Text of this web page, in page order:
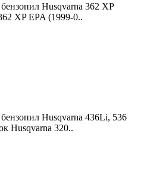
Husqvarna 362 XP
XP EPA (1999-0..
Husqvarna 436Li, 536
Husqvarna 320..